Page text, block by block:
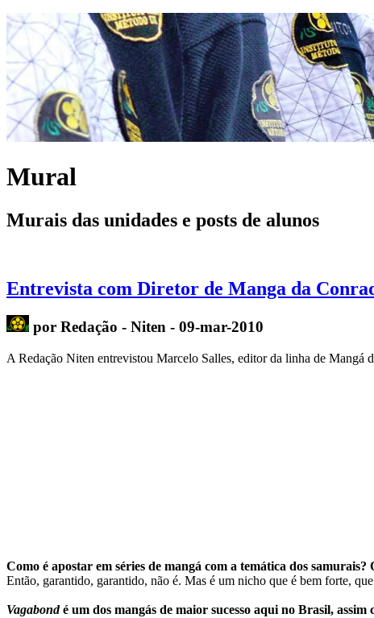
Mural
Murais das unidades e posts de alunos
Entrevista com Diretor de Manga da
por Redação - Niten - 09-mar-2010
A Redação Niten entrevistou Marcelo Salles, editor da linha de Mangá
Como é apostar em séries de mangá com a temática dos samurais?
Então, garantido, garantido, não é. Mas é um nicho que é bem forte,
Vagabondé um dos mangás de maior sucesso aqui no Brasil,